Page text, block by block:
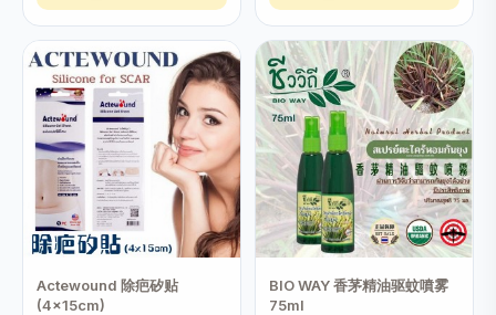
Actewound 除疤矽贴
(4x15cm)
BIO WAY 香茅精油驱蚊噴雾
75ml